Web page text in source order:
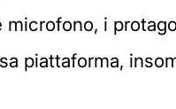
i
piattaforma,